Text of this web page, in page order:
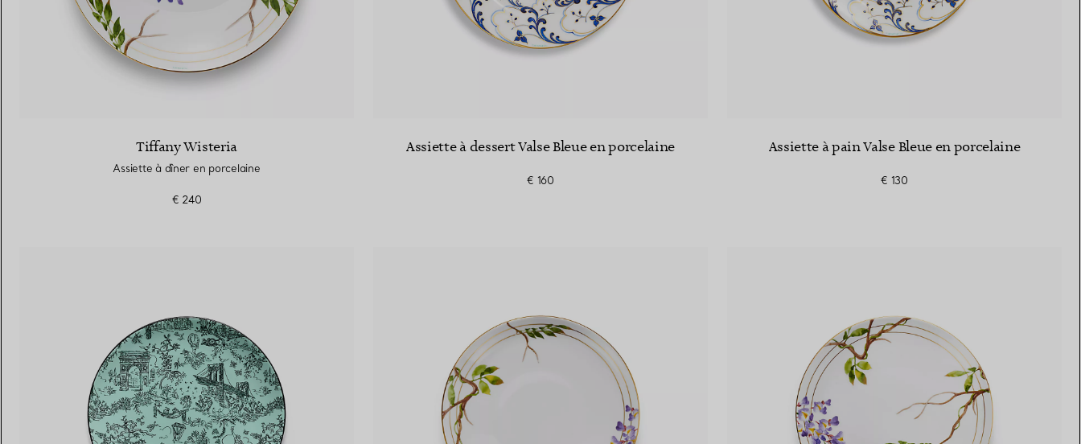
Tiffany Wisteria
Assiette à dîner en porcelaine
€ 240
Assiette à dessert Valse Bleue en porcelaine
€ 160
Assiette à pain Valse Bleue en porcelaine
€ 130